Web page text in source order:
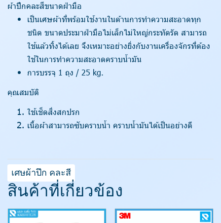
ผ้าปึกคละสีขนาดฝ่ามือ
เป็นเศษผ้าที่พร้อมใช้งานในด้านการทำความสะอาดทุก
ชนิด ขนาดประมาฝ่ามือไม่เล็กไม่ใหญ่กระทัดรัด สามารถ
ใช้แล้วทิ้งได้เลย จึงเหมาะอย่างยิ่งกับงานเครื่องจักรที่ต้อง
ใช้ในการทำความสะอาดคราบน้ำมัน
การบรรจุ 1 ถุง / 25 kg.
คุณสมบัติ
ใช้เช็ดสิ่งสกปรก
เนื้อผ้าสามารถซับคราบน้ำ คราบน้ำมันได้เป็นอย่างดี
เศษผ้าปึก คละสี
สินค้าที่เกี่ยวข้อง